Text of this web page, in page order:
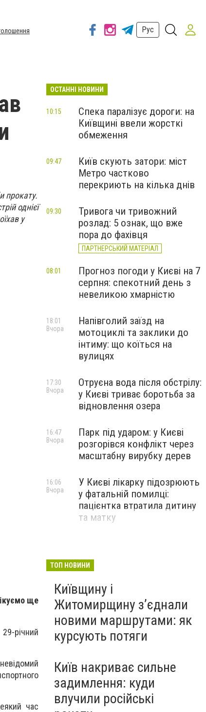
Рус
прокату.
однієї
у
У Києві затримали чоловіка, який крав
Дніпровське управління поліції
ще
річний
час
ОСТАННІ НОВИНИ
Спека паралізує дороги: на
Київщині ввели жорсткі
обмеження
10:15
Київ скують затори: міст
Метро частково
перекриють на кілька днів
09:47
Тривога чи тривожний
розлад: 5 ознак, що вже
пора до фахівця
ПАРТНЕРСЬКИЙ МАТЕРІАЛ
09:30
Прогноз погоди у Києві на 7
серпня: спекотний день з
невеликою хмарністю
08:01
Напівголий заїзд на
мотоциклі та заклики до
інтиму: що коїться на
вулицях
18:01
Вчора
Отруєна вода після обстрілу:
у Києві триває боротьба за
відновлення озера
17:30
Вчора
Парк під ударом: у Києві
розгорівся конфлікт через
масштабну вирубку дерев
16:47
Вчора
У Києві лікарку підозрюють
у фатальній помилці:
пацієнтка втратила дитину
та матку
16:06
Вчора
ТОП НОВИНИ
Київщину і
Житомирщину з’єднали
новими маршрутами: як
курсують потяги
Київ накриває сильне
задимлення: куди
влучили російські